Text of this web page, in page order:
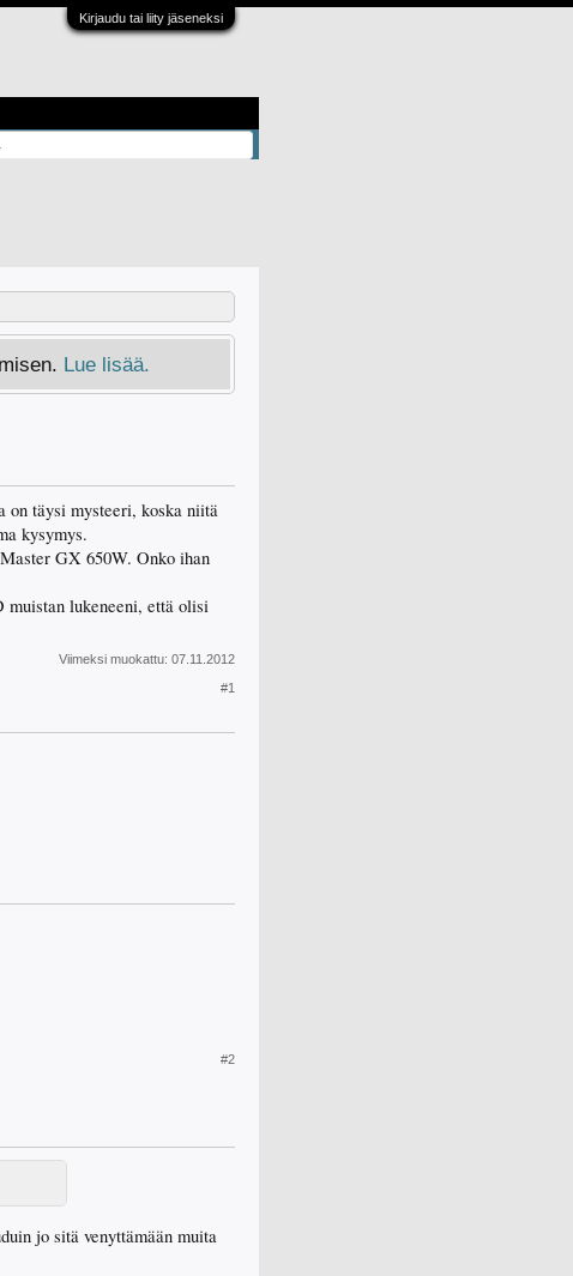
Kirjaudu tai liity jäseneksi
Lue lisää.
on täysi mysteeri, koska niitä
kysymys.
GX 650W. Onko ihan
lukeneeni, että olisi
Viimeksi muokattu: 07.11.2012
#1
#2
jo sitä venyttämään muita